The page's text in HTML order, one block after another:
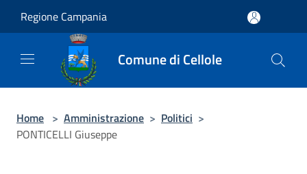
Regione Campania
Comune di Cellole
Home > Amministrazione > Politici >
PONTICELLI Giuseppe